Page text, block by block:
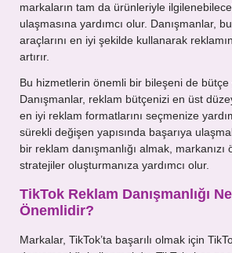
markaların tam da ürünleriyle
ulaşmasına yardımcı olur. Danışmanlar,
araçlarını en iyi şekilde kullanarak
artırır.
Bu hizmetlerin önemli bir bileşeni de bütçe
Danışmanlar, reklam bütçenizi en üst
en iyi reklam formatlarını seçmenize
sürekli değişen yapısında başarıya
bir reklam danışmanlığı almak, markanızı
stratejiler oluşturmanıza yardımcı olur.
TikTok Reklam Danışmanlığı
Önemlidir?
Markalar, TikTok’ta başarılı olmak için